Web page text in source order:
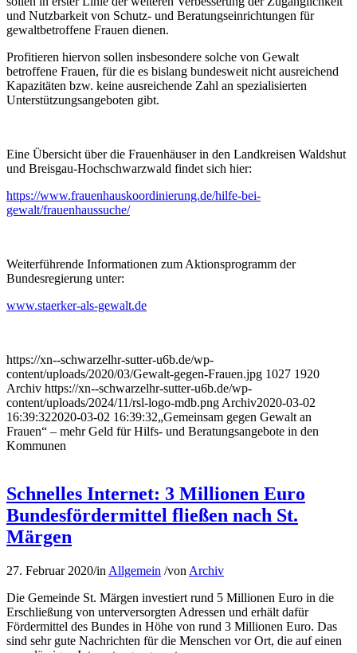
und Nutzbarkeit von Schutz- und Beratungseinrichtungen für
gewaltbetroffene Frauen dienen.
Profitieren hiervon sollen insbesondere solche von Gewalt
betroffene Frauen, für die es bislang bundesweit nicht ausreichend
Kapazitäten bzw. keine ausreichende Zahl an spezialisierten
Unterstützungsangeboten gibt.
Eine Übersicht über die Frauenhäuser in den Landkreisen Waldshut
und Breisgau-Hochschwarzwald findet sich hier:
https://www.frauenhauskoordinierung.de/hilfe-bei-
gewalt/frauenhaussuche/
Weiterführende Informationen zum Aktionsprogramm der
Bundesregierung unter:
www.staerker-als-gewalt.de
https://xn--schwarzelhr-sutter-u6b.de/wp-
content/uploads/2020/03/Gewalt-gegen-Frauen.jpg 1027 1920
Archiv https://xn--schwarzelhr-sutter-u6b.de/wp-
content/uploads/2024/11/rsl-logo-mdb.png Archiv2020-03-02
16:39:322020-03-02 16:39:32„Gemeinsam gegen Gewalt an
Frauen“ – mehr Geld für Hilfs- und Beratungsangebote in den
Kommunen
Schnelles Internet: 3 Millionen Euro
Bundesfördermittel fließen nach St.
Märgen
27. Februar 2020/in Allgemein /von Archiv
Die Gemeinde St. Märgen investiert rund 5 Millionen Euro in die
Erschließung von unterversorgten Adressen und erhält dafür
Fördermittel des Bundes in Höhe von rund 3 Millionen Euro. Das
sind sehr gute Nachrichten für die Menschen vor Ort, die auf einen